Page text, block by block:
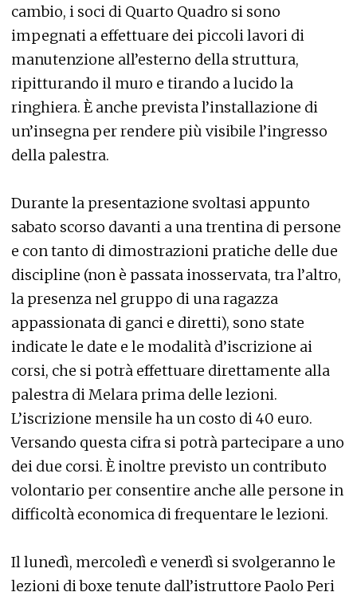
cambio, i soci di Quarto Quadro si sono
impegnati a effettuare dei piccoli lavori di
manutenzione all’esterno della struttura,
ripitturando il muro e tirando a lucido la
ringhiera. È anche prevista l’installazione di
un’insegna per rendere più visibile l’ingresso
della palestra.
Durante la presentazione svoltasi appunto
sabato scorso davanti a una trentina di persone
e con tanto di dimostrazioni pratiche delle due
discipline (non è passata inosservata, tra l’altro,
la presenza nel gruppo di una ragazza
appassionata di ganci e diretti), sono state
indicate le date e le modalità d’iscrizione ai
corsi, che si potrà effettuare direttamente alla
palestra di Melara prima delle lezioni.
L’iscrizione mensile ha un costo di 40 euro.
Versando questa cifra si potrà partecipare a uno
dei due corsi. È inoltre previsto un contributo
volontario per consentire anche alle persone in
difficoltà economica di frequentare le lezioni.
Il lunedì, mercoledì e venerdì si svolgeranno le
lezioni di boxe tenute dall’istruttore Paolo Peri